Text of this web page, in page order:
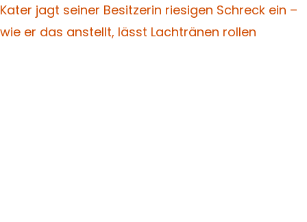
Kater jagt seiner Besitzerin riesigen Schreck ein –
wie er das anstellt, lässt Lachtränen rollen